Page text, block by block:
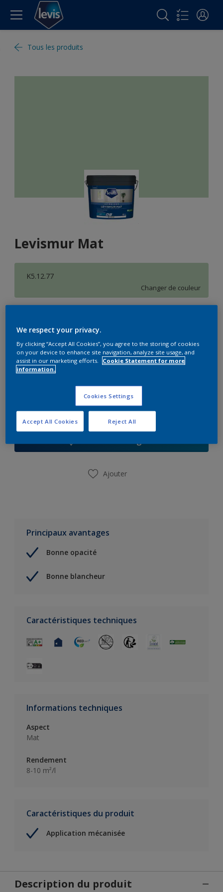
Tous les produits
Levismur Mat
K5.12.77
Changer de couleur
1 L
Quantité
Ajouter à la liste d’achats
Ajouter
Principaux avantages
Bonne opacité
Bonne blancheur
Caractéristiques techniques
Informations techniques
Aspect
Mat
Rendement
8-10 m²/l
Caractéristiques du produit
Application mécanisée
Description du produit
We respect your privacy.
By clicking “Accept All Cookies”, you agree to the storing of cookies
on your device to enhance site navigation, analyze site usage, and
assist in our marketing efforts.
Cookie Statement for more
information.
Cookies Settings
Reject All
Accept All Cookies